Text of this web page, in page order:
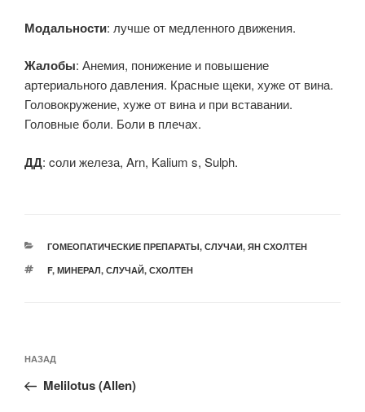
Модальности: лучше от медленного движения.
Жалобы: Анемия, понижение и повышение
артериального давления. Красные щеки, хуже от вина.
Головокружение, хуже от вина и при вставании.
Головные боли. Боли в плечах.
ДД: cоли железа, Arn, Kalium s, Sulph.
РУБРИКИ
ГОМЕОПАТИЧЕСКИЕ ПРЕПАРАТЫ, СЛУЧАИ, ЯН СХОЛТЕН
МЕТКИ
F, МИНЕРАЛ, СЛУЧАЙ, СХОЛТЕН
по
записям
Предыдущая
запись:
НАЗАД
Melilotus (Allen)